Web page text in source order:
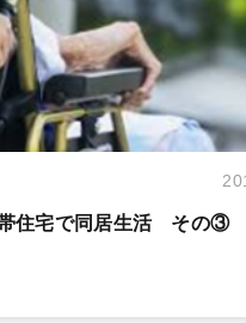
住宅で同居生活 その③